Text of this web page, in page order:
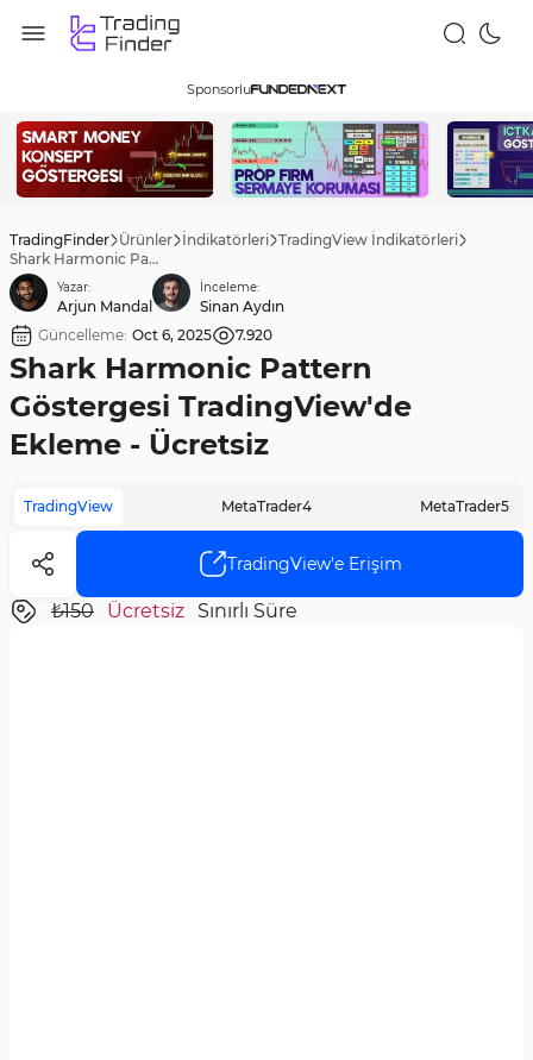
Sponsorlu
TradingFinder Ürünler İndikatörleri TradingView İndikatörleri
Shark Harmonic Pattern Göstergesi TradingView'de Ekleme - Ücretsiz
Yazar:
Arjun Mandal
İnceleme:
Sinan Aydın
Güncelleme: Oct 6, 2025 7.920
Shark Harmonic Pattern
Göstergesi TradingView'de
Ekleme - Ücretsiz
TradingView MetaTrader4 MetaTrader5
TradingView'e Erişim
₺150 Ücretsiz Sınırlı Süre